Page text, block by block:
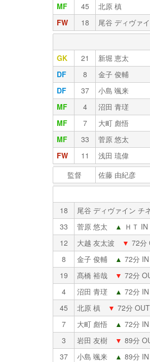
MF
45 北原 槙
FW
18 尾谷 ディヴァ
GK
21 新堀 恵太
DF
8 金子 俊輔
DF
37 小島 颯来
MF
4 沼田 青瑳
MF
7 大町 彪悟
MF
33 菅原 悠太
FW
11 浅田 琉偉
監督
佐藤 由紀彦
18
尾谷 ディヴァイン チ
33
菅原 悠太 ▲ ＨＴ IN
12
大越 友太波 ▼ 72分
8
金子 俊輔 ▲ 72分 IN
19
髙橋 裕哉 ▼ 72分
4
沼田 青瑳 ▲ 72分 IN
45
北原 槙 ▼ 72分 OUT
7
大町 彪悟 ▲ 72分 IN
3
岩田 友樹 ▼ 89分
37
小島 颯来 ▲ 89分 IN